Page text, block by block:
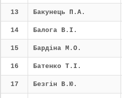
13 Бакунець П.А.
14 Балога В.І.
15 Бардіна М.О.
16 Батенко Т.І.
17 Безгін В.Ю.